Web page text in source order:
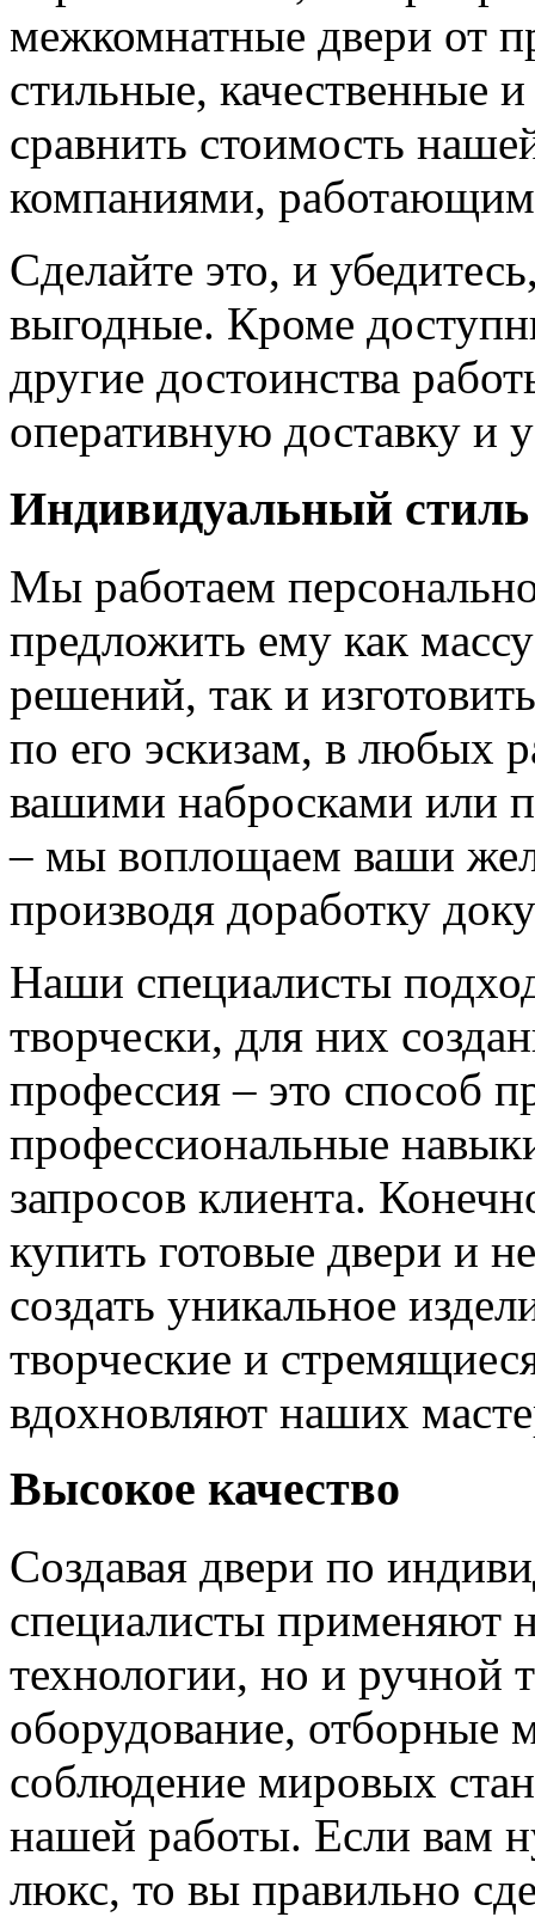
межкомнатные двери от
стильные, качественные
сравнить стоимость
компаниями,
Сделайте это, и
выгодные. Кроме
другие достоинства
оперативную доставку и
Индивидуальный стиль
Мы работаем
предложить ему как
решений, так и
по его эскизам, в любых
вашими набросками или
– мы воплощаем ваши
производя доработку
Наши специалисты
творчески, для них
профессия – это способ
профессиональные
запросов клиента.
купить готовые двери и
создать уникальное
творческие и
вдохновляют наших
Высокое качество
Создавая двери по
специалисты применяют
технологии, но и ручной
оборудование, отборные
соблюдение мировых
нашей работы. Если вам
люкс, то вы правильно